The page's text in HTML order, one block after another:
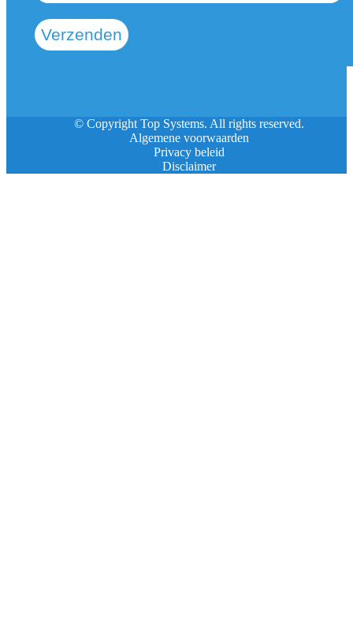
Verzenden
© Copyright Top Systems. All rights reserved.
Algemene voorwaarden
Privacy beleid
Disclaimer